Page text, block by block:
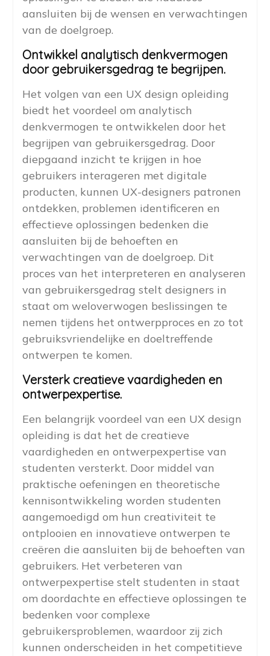
aansluiten bij de wensen en verwachtingen
van de doelgroep.
Ontwikkel analytisch denkvermogen
door gebruikersgedrag te begrijpen.
Het volgen van een UX design opleiding
biedt het voordeel om analytisch
denkvermogen te ontwikkelen door het
begrijpen van gebruikersgedrag. Door
diepgaand inzicht te krijgen in hoe
gebruikers interageren met digitale
producten, kunnen UX-designers patronen
ontdekken, problemen identificeren en
effectieve oplossingen bedenken die
aansluiten bij de behoeften en
verwachtingen van de doelgroep. Dit
proces van het interpreteren en analyseren
van gebruikersgedrag stelt designers in
staat om weloverwogen beslissingen te
nemen tijdens het ontwerpproces en zo tot
gebruiksvriendelijke en doeltreffende
ontwerpen te komen.
Versterk creatieve vaardigheden en
ontwerpexpertise.
Een belangrijk voordeel van een UX design
opleiding is dat het de creatieve
vaardigheden en ontwerpexpertise van
studenten versterkt. Door middel van
praktische oefeningen en theoretische
kennisontwikkeling worden studenten
aangemoedigd om hun creativiteit te
ontplooien en innovatieve ontwerpen te
creëren die aansluiten bij de behoeften van
gebruikers. Het verbeteren van
ontwerpexpertise stelt studenten in staat
om doordachte en effectieve oplossingen te
bedenken voor complexe
gebruikersproblemen, waardoor zij zich
kunnen onderscheiden in het competitieve